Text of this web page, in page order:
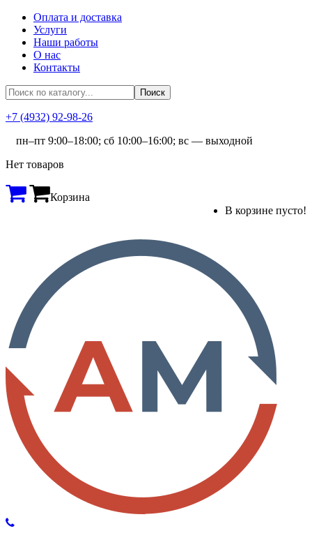
Оплата и доставка
Услуги
Наши работы
О нас
Контакты
+7 (4932) 92-98-26
пн–пт 9:00–18:00; сб 10:00–16:00; вс — выходной
Нет товаров
Корзина
В корзине пусто!